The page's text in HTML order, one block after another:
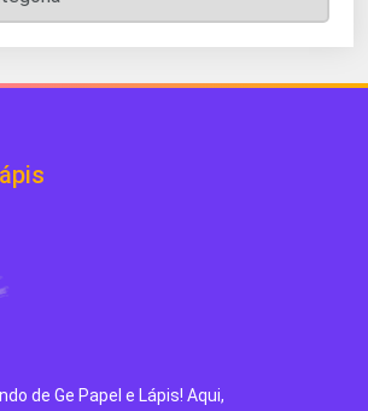
de Ge Papel e Lápis! Aqui,